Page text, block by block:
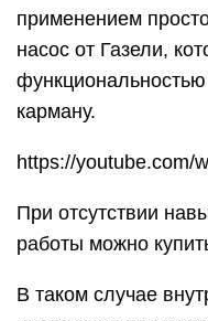
применением
насос от Газели,
карману.
https://youtube.com/
При отсутствии
работы можно
В таком случае